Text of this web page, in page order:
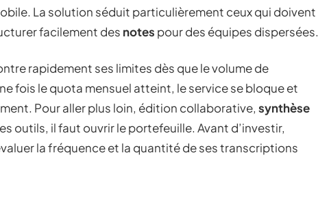
La solution séduit particulièrement ceux qui doivent
facilement des notes pour des équipes dispersées.
rapidement ses limites dès que le volume de
fois le quota mensuel atteint, le service se bloque et
Pour aller plus loin, édition collaborative, synthèse
outils, il faut ouvrir le portefeuille. Avant d’investir,
la fréquence et la quantité de ses transcriptions